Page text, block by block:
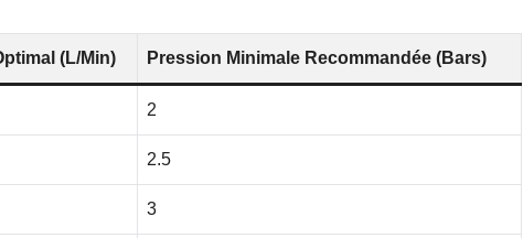
(L/min) Pression Minimale Recommandée (Bars)
2
2.5
3